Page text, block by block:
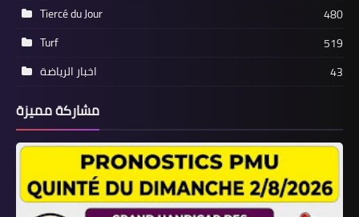
Tiercé du Jour
480
Turf
519
اخبار الرياضة
43
مشاركة مميزة